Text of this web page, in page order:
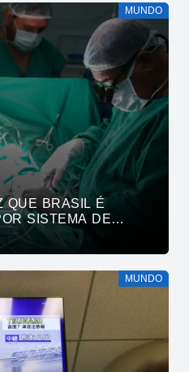
MUNDO
QUE BRASIL É
SISTEMA DE
MUNDO